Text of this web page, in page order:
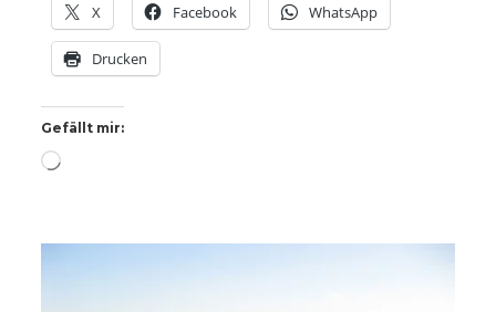
X Facebook WhatsApp
Drucken
Gefällt mir:
Wird